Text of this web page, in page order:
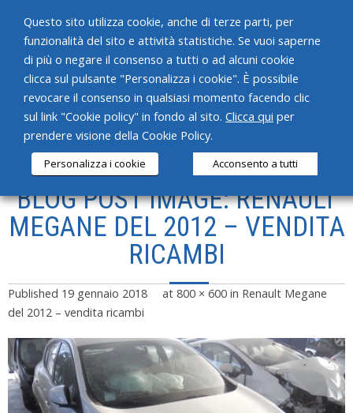
HOME
CHI SIAMO
SERVIZI
PRODOTTI
CONTATTI
BLOG POST IMAGE: RENAULT
MEGANE DEL 2012 – VENDITA
RICAMBI
Published 19 gennaio 2018 at 800 × 600 in Renault Megane
del 2012 – vendita ricambi
Questo sito utilizza cookie, anche di terze parti, per
funzionalità del sito e attività statistiche. Se vuoi saperne
di più o negare il consenso a tutti o ad alcuni cookie
clicca sul pulsante "Personalizza i cookie". È possibile
revocare il consenso in qualsiasi momento facendo clic
sul link "Cookie policy" in fondo al sito. Clicca qui per
prendere visione della Cookie Policy.
Personalizza i cookie Acconsento a tutti